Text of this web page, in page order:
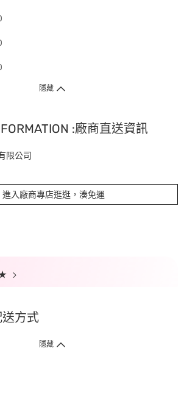
隱藏
:廠商直送資訊
限公司
進入廠商專店逛逛，湊免運
方式
隱藏